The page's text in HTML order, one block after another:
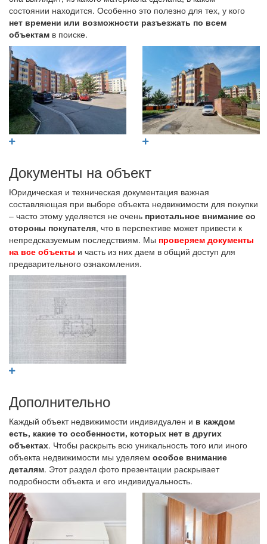
состоянии находится. Особенно это полезно для тех, у кого
нет времени или возможности разъезжать по всем
объектам в поиске.
Документы на объект
Юридическая и техническая документация важная
составляющая при выборе объекта недвижимости для покупки
– часто этому уделяется не очень пристальное внимание со
стороны покупателя, что в перспективе может привести к
непредсказуемым последствиям. Мы проверяем документы
на все объекты и часть из них даем в общий доступ для
предварительного ознакомления.
Дополнительно
Каждый объект недвижимости индивидуален и в каждом
есть, какие то особенности, которых нет в других
объектах. Чтобы раскрыть всю уникальность того или иного
объекта недвижимости мы уделяем особое внимание
деталям. Этот раздел фото презентации раскрывает
подробности объекта и его индивидуальность.